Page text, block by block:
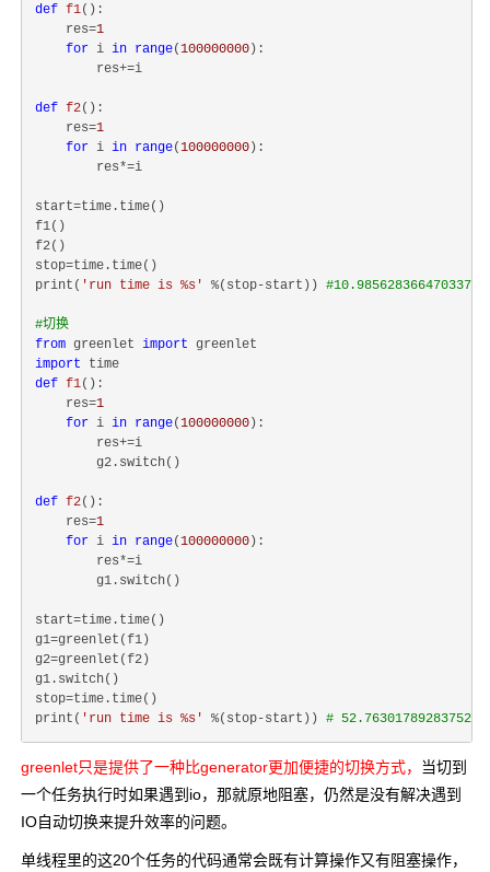
def f1():
    res=
1
for i in range(100000000 ):
        res+=i
def f2():
    res=
1
for i in range(100000000 ):
        res*=i
start=time.time()
f1()
f2()
stop=time.time()
print( 'run time is %s' %(stop-start)) #10.985628366470337
#切换
from greenlet import
import
def f1():
    res=
1
for i in range(100000000 ):
        res+=i
        g2.switch()
def f2():
    res=
1
for i in range(100000000 ):
        res*=i
        g1.switch()
start=time.time()
g1=greenlet(f1)
g2=greenlet(f2)
g1.switch()
stop=time.time()
print( 'run time is %s' %(stop-start)) # 52.763017892837524
greenlet只是提供了一种比generator更加便捷的切换方式， 当切到
一个任务执行时如果遇到io，那就原地阻塞，仍然是没有解决遇到
IO自动切换来提升效率的问题。
单线程里的这20个任务的代码通常会既有计算操作又有阻塞操作，